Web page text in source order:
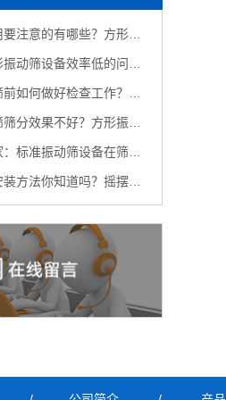
哪些？方形振动筛生产厂家为你解答
筛设备效率低的问题呢？
检查工作？方形振动筛厂家讲一讲
不好？方形振动筛供应厂家告诉你
筛设备在筛分过程中出现混料的原因？
知道吗？摇摆筛分机厂家教教你